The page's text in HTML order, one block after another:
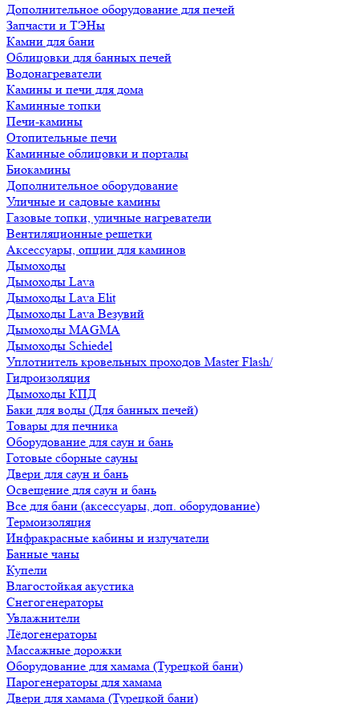
Дополнительное оборудование для печей
Запчасти и ТЭНы
Камни для бани
Облицовки для банных печей
Водонагреватели
Камины и печи для дома
Каминные топки
Печи-камины
Отопительные печи
Каминные облицовки и порталы
Биокамины
Дополнительное оборудование
Уличные и садовые камины
Газовые топки, уличные нагреватели
Вентиляционные решетки
Аксессуары, опции для каминов
Дымоходы
Дымоходы Lava
Дымоходы Lava Elit
Дымоходы Lava Везувий
Дымоходы MAGMA
Дымоходы Schiedel
Уплотнитель кровельных проходов Master Flash/
Гидроизоляция
Дымоходы КПД
Баки для воды (Для банных печей)
Товары для печника
Оборудование для саун и бань
Готовые сборные сауны
Двери для саун и бань
Освещение для саун и бань
Все для бани (аксессуары, доп. оборудование)
Термоизоляция
Инфракрасные кабины и излучатели
Банные чаны
Купели
Влагостойкая акустика
Снегогенераторы
Увлажнители
Лёдогенераторы
Массажные дорожки
Оборудование для хамама (Турецкой бани)
Парогенераторы для хамама
Двери для хамама (Турецкой бани)